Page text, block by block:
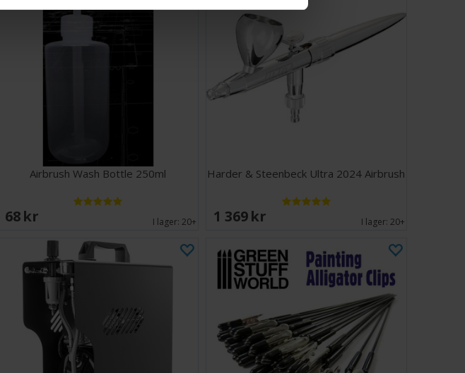
Airbrush Wash Bottle 250ml
68 SEK I lager:20+
Harder & Steenbeck Ultra 2024 Airbrush
1 369 SEK I lager:20+